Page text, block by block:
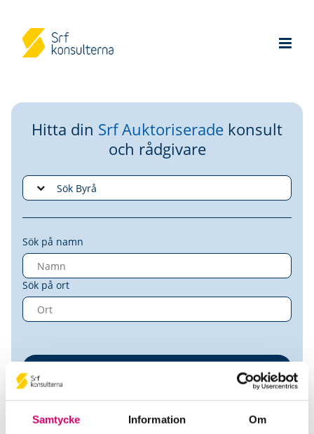
Samtycke Information Om
Hitta din Srf Auktoriserade konsult
och rådgivare
Sök på namn
Sök på ort